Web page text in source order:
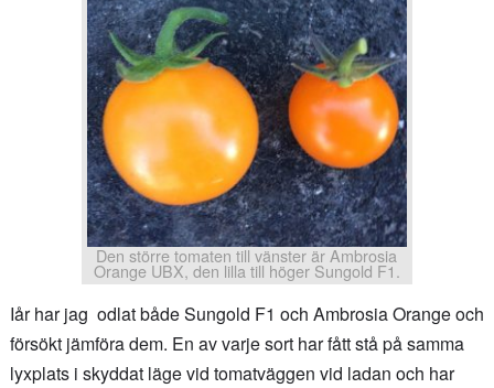
Den större tomaten till vänster är Ambrosia
Orange UBX, den lilla till höger Sungold F1.
Iår har jag odlat både Sungold F1 och Ambrosia Orange och
försökt jämföra dem. En av varje sort har fått stå på samma
lyxplats i skyddat läge vid tomatväggen vid ladan och har